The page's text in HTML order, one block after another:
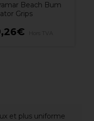
Beach Bum
Grips
et plus uniforme